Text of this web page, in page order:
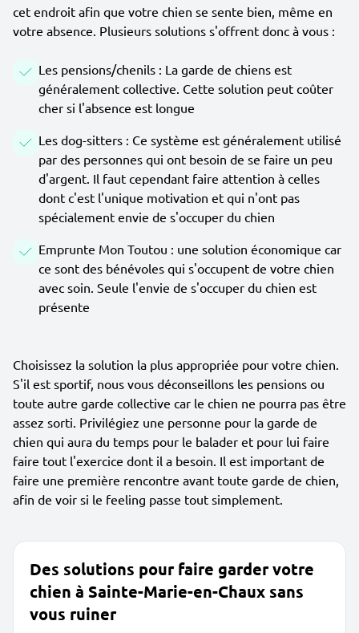
cet endroit afin que votre chien se sente bien, même en
votre absence. Plusieurs solutions s'offrent donc à vous :
Les pensions/chenils : La garde de chiens est
généralement collective. Cette solution peut coûter
cher si l'absence est longue
Les dog-sitters : Ce système est généralement utilisé
par des personnes qui ont besoin de se faire un peu
d'argent. Il faut cependant faire attention à celles
dont c'est l'unique motivation et qui n'ont pas
spécialement envie de s'occuper du chien
Emprunte Mon Toutou : une solution économique car
ce sont des bénévoles qui s'occupent de votre chien
avec soin. Seule l'envie de s'occuper du chien est
présente
Choisissez la solution la plus appropriée pour votre chien.
S'il est sportif, nous vous déconseillons les pensions ou
toute autre garde collective car le chien ne pourra pas être
assez sorti. Privilégiez une personne pour la garde de
chien qui aura du temps pour le balader et pour lui faire
faire tout l'exercice dont il a besoin. Il est important de
faire une première rencontre avant toute garde de chien,
afin de voir si le feeling passe tout simplement.
Des solutions pour faire garder votre
chien à Sainte-Marie-en-Chaux sans
vous ruiner